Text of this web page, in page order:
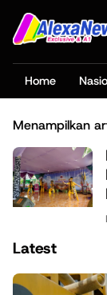
Home
Menampilkan
Latest